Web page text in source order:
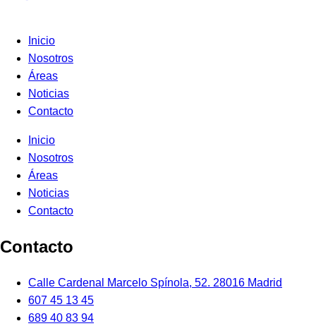
Inicio
Nosotros
Áreas
Noticias
Contacto
Inicio
Nosotros
Áreas
Noticias
Contacto
Contacto
Calle Cardenal Marcelo Spínola, 52. 28016 Madrid
607 45 13 45
689 40 83 94